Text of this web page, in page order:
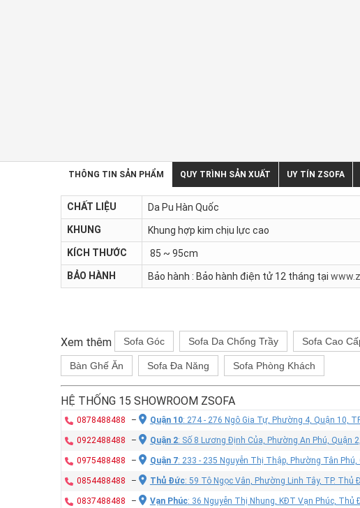
THÔNG TIN SẢN PHẨM QUY TRÌNH SẢN XUẤT UY TÍN ZSOFA
CHẤT LIỆU
Da Pu Hàn Quốc
KHUNG
Khung hợp kim chịu lực cao
KÍCH THƯỚC
85 ~ 95cm
BẢO HÀNH
Bảo hành : Bảo hành điện tử 12 tháng tại
Xem thêm Sofa Góc Sofa Da Chống Trầy Sofa Cao
Bàn Ghế Ăn Sofa Đa Năng Sofa Phòng Khách
HỆ THỐNG 15 SHOWROOM ZSOFA
0878488488 – Quận 10: 274 - 276 Ngô Gia Tự, Phường 4, Quận 10,
0922488488 – Quận 2: Số 8 Lương Định Của, Phường An Phú, Quận
0975488488 – Quận 7: 233 - 235 Nguyễn Thị Thập, Phường Tân Phú,
0854488488 – Thủ Đức: 59 Tô Ngọc Vân, Phường Linh Tây, TP. Thủ
0837488488 – Vạn Phúc: 36 Nguyễn Thị Nhung, KĐT Vạn Phúc, Thủ